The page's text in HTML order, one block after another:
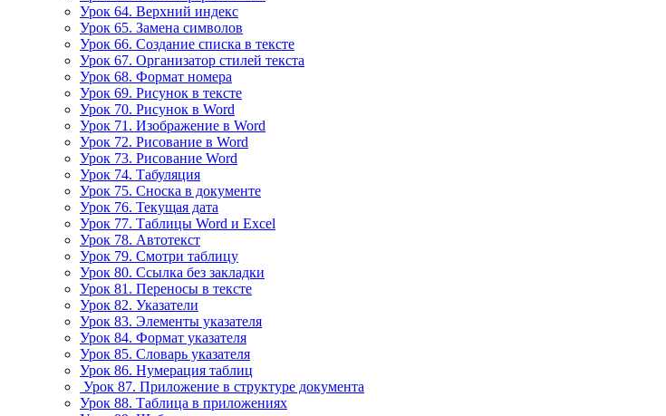
Урок 64. Верхний индекс
Урок 65. Замена символов
Урок 66. Создание списка в тексте
Урок 67. Организатор стилей текста
Урок 68. Формат номера
Урок 69. Рисунок в тексте
Урок 70. Рисунок в Word
Урок 71. Изображение в Word
Урок 72. Рисование в Word
Урок 73. Рисование Word
Урок 74. Табуляция
Урок 75. Сноска в документе
Урок 76. Текущая дата
Урок 77. Таблицы Word и Excel
Урок 78. Автотекст
Урок 79. Смотри таблицу
Урок 80. Ссылка без закладки
Урок 81. Переносы в тексте
Урок 82. Указатели
Урок 83. Элементы указателя
Урок 84. Формат указателя
Урок 85. Словарь указателя
Урок 86. Нумерация таблиц
Урок 87. Приложение в структуре документа
Урок 88. Таблица в приложениях